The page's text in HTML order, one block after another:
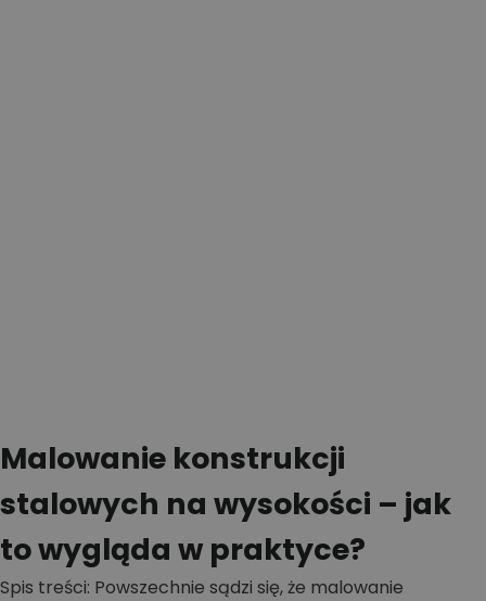
Malowanie konstrukcji
stalowych na wysokości – jak
to wygląda w praktyce?
Spis treści: Powszechnie sądzi się, że malowanie